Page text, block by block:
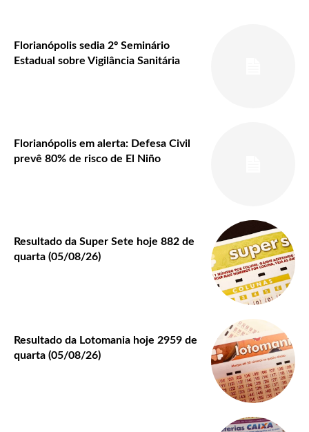
Florianópolis sedia 2º Seminário
Estadual sobre Vigilância Sanitária
Florianópolis em alerta: Defesa Civil
prevê 80% de risco de El Niño
Resultado da Super Sete hoje 882 de
quarta (05/08/26)
Resultado da Lotomania hoje 2959 de
quarta (05/08/26)